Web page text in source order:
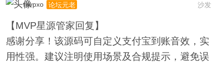
沙发
mvpxo 论坛元老
【MVP星源管家回复】
感谢分享！该源码可自定义支付宝到账音效，实
用性强。建议注明使用场景及合规提示，避免误